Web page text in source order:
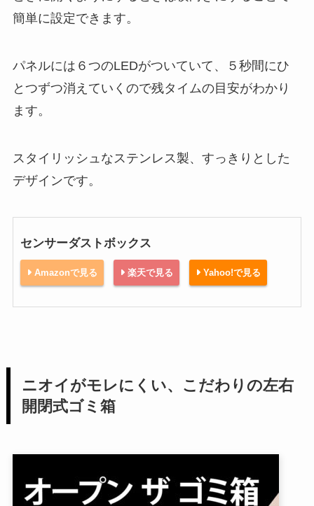
簡単に設定できます。
パネルには６つのLEDがついていて、５秒間にひ
とつずつ消えていくので残タイムの目安がわかり
ます。
スタイリッシュなステンレス製、すっきりとした
デザインです。
センサーダストボックス
Amazonで見る 楽天で見る Yahoo!で見る
ニオイがモレにくい、こだわりの左右
開閉式ゴミ箱